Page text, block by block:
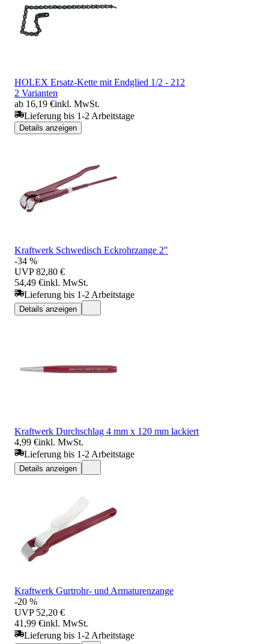
HOLEX Ersatz-Kette mit Endglied 1/2 - 212
2 Varianten
ab 16,19 €inkl. MwSt.
Lieferung bis 1-2 Arbeitstage
Details anzeigen
Kraftwerk Schwedisch Eckrohrzange 2"
-34 %
UVP 82,80 €
54,49 €inkl. MwSt.
Lieferung bis 1-2 Arbeitstage
Details anzeigen
Kraftwerk Durchschlag 4 mm x 120 mm lackiert
4,99 €inkl. MwSt.
Lieferung bis 1-2 Arbeitstage
Details anzeigen
Kraftwerk Gurtrohr- und Armaturenzange
-20 %
UVP 52,20 €
41,99 €inkl. MwSt.
Lieferung bis 1-2 Arbeitstage